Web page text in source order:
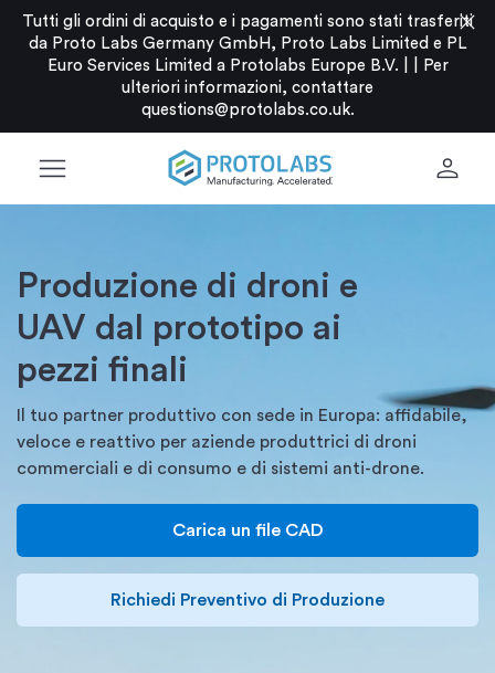
Tutti gli ordini di acquisto e i pagamenti sono stati trasferiti
da Proto Labs Germany GmbH, Proto Labs Limited e PL
Euro Services Limited a Protolabs Europe B.V. |
Per
ulteriori informazioni, contattare
questions@protolabs.co.uk.
close
menu person
Produzione di droni e
UAV dal prototipo ai
pezzi finali
Il tuo partner produttivo con sede in Europa: affidabile,
veloce e reattivo per aziende produttrici di droni
commerciali e di consumo e di sistemi anti-drone.
Carica un file CAD
Richiedi Preventivo di Produzione